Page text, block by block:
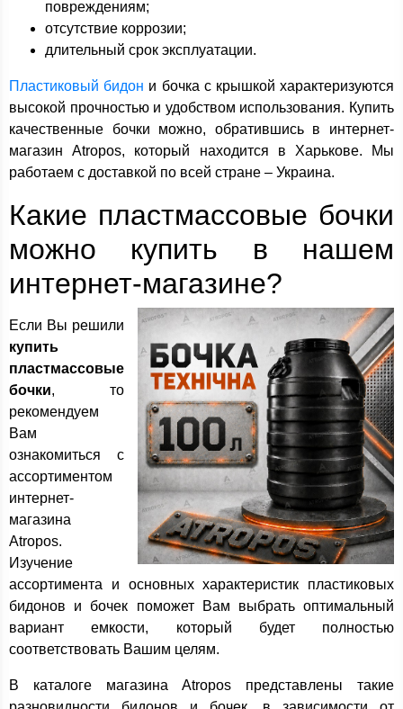
повреждениям;
отсутствие коррозии;
длительный срок эксплуатации.
Пластиковый бидон и бочка с крышкой характеризуются
высокой прочностью и удобством использования. Купить
качественные бочки можно, обратившись в интернет-
магазин Atropos, который находится в Харькове. Мы
работаем с доставкой по всей стране – Украина.
Какие пластмассовые бочки
можно купить в нашем
интернет-магазине?
Если Вы решили
купить
пластмассовые
бочки, то
рекомендуем
Вам
ознакомиться с
ассортиментом
интернет-
магазина
Atropos.
Изучение
ассортимента и основных характеристик пластиковых
бидонов и бочек поможет Вам выбрать оптимальный
вариант емкости, который будет полностью
соответствовать Вашим целям.
В каталоге магазина Atropos представлены такие